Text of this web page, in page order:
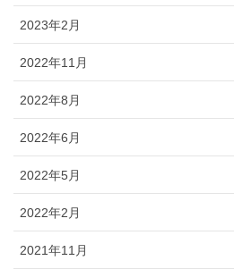
2023年2月
2022年11月
2022年8月
2022年6月
2022年5月
2022年2月
2021年11月